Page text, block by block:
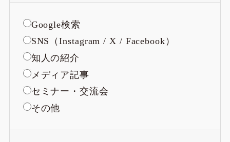
Google検索
SNS（Instagram / X / Facebook）
知人の紹介
メディア記事
セミナー・交流会
その他